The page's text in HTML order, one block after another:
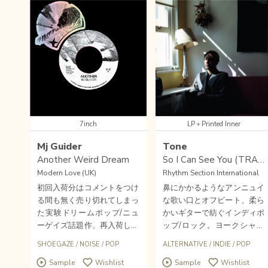
7inch
Mj Guider
Another Weird Dream
Modern Love (UK)
初回入荷分はコメントをつけ
る間も無く売り切れてしまっ
た実験ドリームポップ/ニュ
ーゲイズ話題作、再入荷して
KY RECORDS〉所属MJ GUID
SHOEGAZE / NOISE / POP
Sample Wishlist
LP＋Printed Inner
Tone
So I Can See You (TRANS VIOLET PURPLE)
Rhythm Section International
鼻にかかるようなアンニュイ
な歌い口とオフビート、柔ら
かいギターで紡ぐインディポ
ップ/ロック。ヨークシャー
ODが、変名TONEとしてア
ALTERNATIVE / INDIE / POP
Sample Wishlist